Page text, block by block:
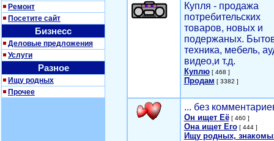
Ремонт
Посетите сайт
Бизнесс
Деловые предложения
Услуги
Разное
Ищу родных
Прочее
Купля - продажа
потребительских
товаров, новых и
подержаных.
техника, мебель,
видео,и т.д.
Куплю[ 468 ]
Продам [ 3382 ]
... без
Он ищет Её[ 460 ]
Она ищет Его[ 444 ]
Ищу родных,